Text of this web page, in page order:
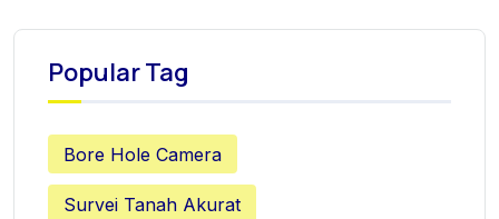
Popular Tag
Bore Hole Camera
Survei Tanah Akurat